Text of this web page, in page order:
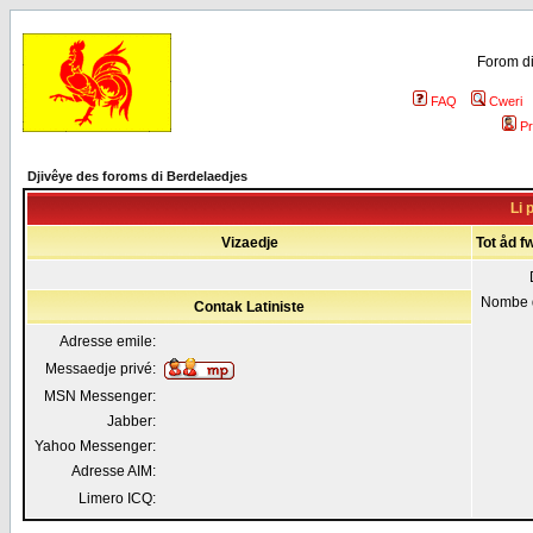
Forom
FAQ
Cweri
Djivêye des foroms di Berdelaedjes
Li
Vizaedje Tot åd
Contak Latiniste
Adresse emile:
Messaedje privé:
MSN Messenger:
Jabber:
Yahoo Messenger:
Adresse AIM:
Limero ICQ: